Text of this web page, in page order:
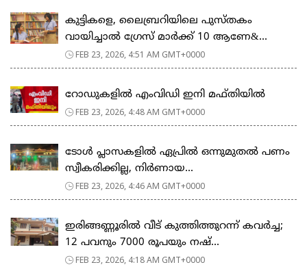
കുട്ടികളെ, ലൈബ്രറിയിലെ പുസ്തകം
വായിച്ചാല്‍ ഗ്രേസ് മാര്‍ക്ക് 10 ആണേ&...
FEB 23, 2026, 4:51 AM GMT+0000
റോഡുകളില്‍ എംവിഡി ഇനി മഫ്തിയില്‍
FEB 23, 2026, 4:48 AM GMT+0000
ടോള്‍ പ്ലാസകളില്‍ ഏപ്രില്‍ ഒന്നുമുതല്‍ പണം
സ്വീകരിക്കില്ല, നിര്‍ണായ...
FEB 23, 2026, 4:46 AM GMT+0000
ഇരിങ്ങണ്ണൂരിൽ വീട് കുത്തിത്തുറന്ന് കവർച്ച;
12 പവനും 7000 രൂപയും നഷ്...
FEB 23, 2026, 4:18 AM GMT+0000